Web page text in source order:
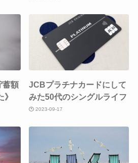
蓄額
JCBプラチナカードにして
みた50代のシングルライフ
2023-09-17